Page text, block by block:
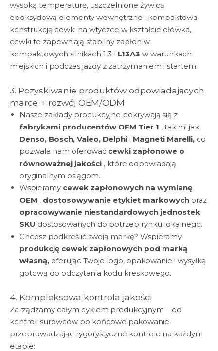
wysoką temperaturę, uszczelnione żywicą
epoksydową elementy wewnętrzne i kompaktową
konstrukcję cewki na wtyczce w kształcie ołówka,
cewki te zapewniają stabilny zapłon w
kompaktowych silnikach 1,3 l L13A3 w warunkach
miejskich i podczas jazdy z zatrzymaniem i startem.
3. Pozyskiwanie produktów odpowiadających
marce + rozwój OEM/ODM
Nasze zakłady produkcyjne pokrywają się z
fabrykami producentów OEM Tier 1 , takimi jak
Denso, Bosch, Valeo, Delphi i Magneti Marelli, co
pozwala nam oferować cewki zapłonowe o
równoważnej jakości , które odpowiadają
oryginalnym osiągom.
Wspieramy cewek zapłonowych na wymianę
OEM , dostosowywanie etykiet markowych oraz
opracowywanie niestandardowych jednostek
SKU dostosowanych do potrzeb rynku lokalnego.
Chcesz podkreślić swoją markę? Wspieramy
produkcję cewek zapłonowych pod marką
własną, oferując Twoje logo, opakowanie i wysyłkę
gotową do odczytania kodu kreskowego.
4. Kompleksowa kontrola jakości
Zarządzamy całym cyklem produkcyjnym – od
kontroli surowców po końcowe pakowanie –
przeprowadzając rygorystyczne kontrole na każdym
etapie: